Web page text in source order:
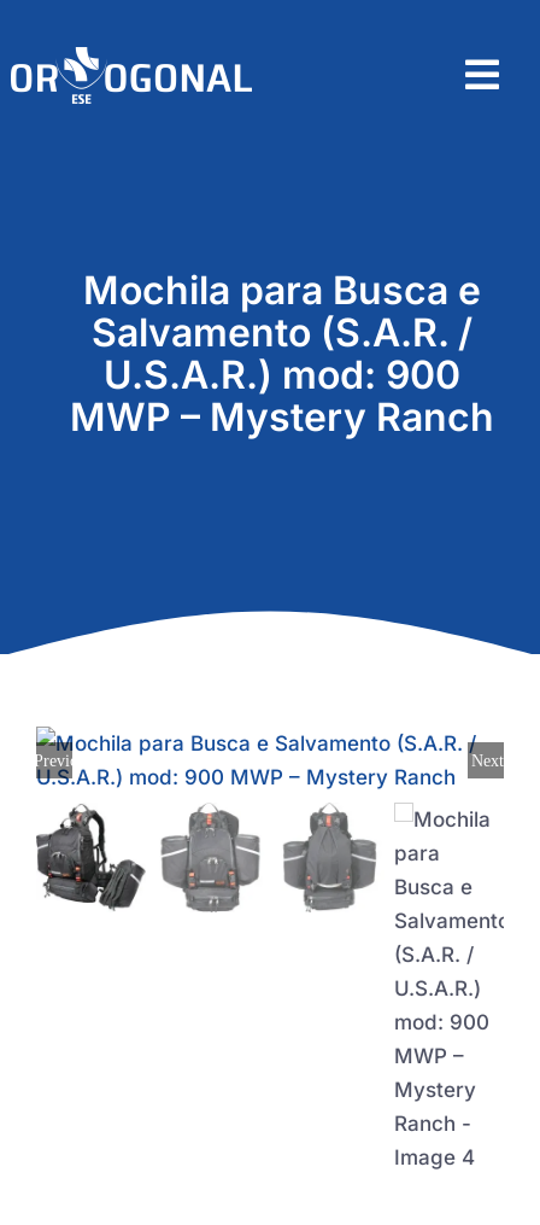
content
Produtos
Contactos
Mochila para Busca e
Salvamento (S.A.R. /
U.S.A.R.) mod: 900
MWP – Mystery Ranch
Previous Next